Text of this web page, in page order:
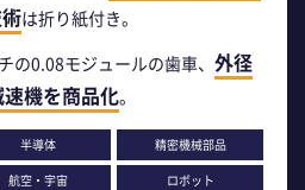
は折り紙付き。
の0.08モジュールの歯車、 外径
機を商品化。
半導体
精密機械部品
航空・宇宙
ロボット